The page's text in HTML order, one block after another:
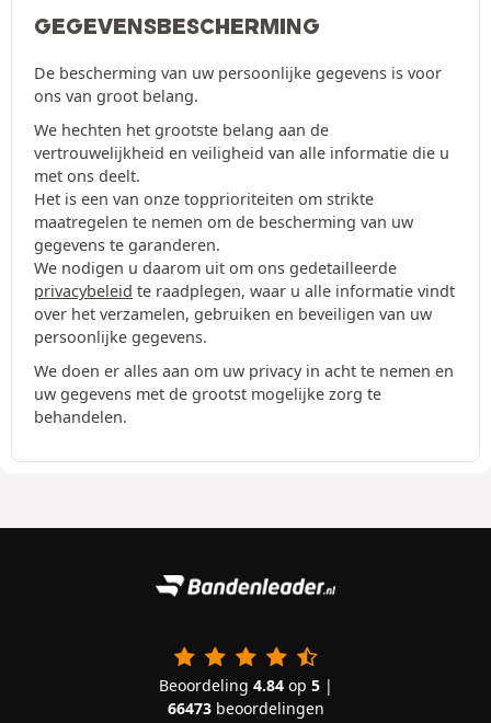
GEGEVENSBESCHERMING
De bescherming van uw persoonlijke gegevens is voor
ons van groot belang.
We hechten het grootste belang aan de
vertrouwelijkheid en veiligheid van alle informatie die u
met ons deelt.
Het is een van onze topprioriteiten om strikte
maatregelen te nemen om de bescherming van uw
gegevens te garanderen.
We nodigen u daarom uit om ons gedetailleerde
privacybeleid te raadplegen, waar u alle informatie vindt
over het verzamelen, gebruiken en beveiligen van uw
persoonlijke gegevens.
We doen er alles aan om uw privacy in acht te nemen en
uw gegevens met de grootst mogelijke zorg te
behandelen.
Beoordeling 4.84op 5|
66473beoordelingen